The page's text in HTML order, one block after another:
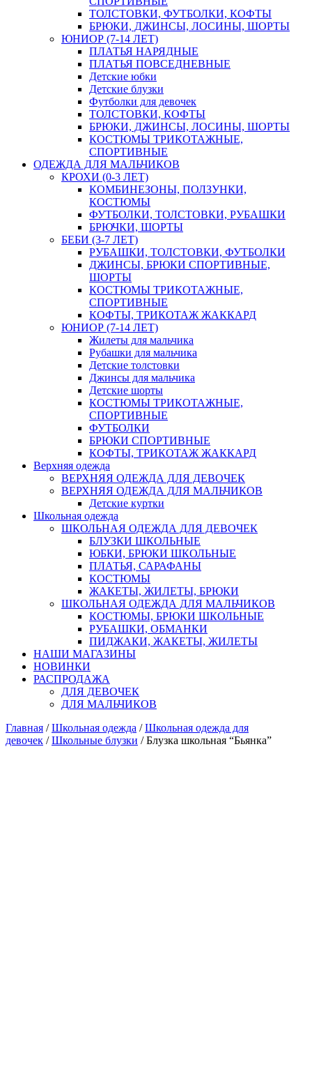
ТОЛСТОВКИ, ФУТБОЛКИ, КОФТЫ
БРЮКИ, ДЖИНСЫ, ЛОСИНЫ, ШОРТЫ
ЮНИОР (7-14 ЛЕТ)
ПЛАТЬЯ НАРЯДНЫЕ
ПЛАТЬЯ ПОВСЕДНЕВНЫЕ
Детские юбки
Детские блузки
Футболки для девочек
ТОЛСТОВКИ, КОФТЫ
БРЮКИ, ДЖИНСЫ, ЛОСИНЫ, ШОРТЫ
КОСТЮМЫ ТРИКОТАЖНЫЕ,
СПОРТИВНЫЕ
ОДЕЖДА ДЛЯ МАЛЬЧИКОВ
КРОХИ (0-3 ЛЕТ)
КОМБИНЕЗОНЫ, ПОЛЗУНКИ,
КОСТЮМЫ
ФУТБОЛКИ, ТОЛСТОВКИ, РУБАШКИ
БРЮЧКИ, ШОРТЫ
БЕБИ (3-7 ЛЕТ)
РУБАШКИ, ТОЛСТОВКИ, ФУТБОЛКИ
ДЖИНСЫ, БРЮКИ СПОРТИВНЫЕ,
ШОРТЫ
КОСТЮМЫ ТРИКОТАЖНЫЕ,
СПОРТИВНЫЕ
КОФТЫ, ТРИКОТАЖ ЖАККАРД
ЮНИОР (7-14 ЛЕТ)
Жилеты для мальчика
Рубашки для мальчика
Детские толстовки
Джинсы для мальчика
Детские шорты
КОСТЮМЫ ТРИКОТАЖНЫЕ,
СПОРТИВНЫЕ
ФУТБОЛКИ
БРЮКИ СПОРТИВНЫЕ
КОФТЫ, ТРИКОТАЖ ЖАККАРД
Верхняя одежда
ВЕРХНЯЯ ОДЕЖДА ДЛЯ ДЕВОЧЕК
ВЕРХНЯЯ ОДЕЖДА ДЛЯ МАЛЬЧИКОВ
Детские куртки
Школьная одежда
ШКОЛЬНАЯ ОДЕЖДА ДЛЯ ДЕВОЧЕК
БЛУЗКИ ШКОЛЬНЫЕ
ЮБКИ, БРЮКИ ШКОЛЬНЫЕ
ПЛАТЬЯ, САРАФАНЫ
КОСТЮМЫ
ЖАКЕТЫ, ЖИЛЕТЫ, БРЮКИ
ШКОЛЬНАЯ ОДЕЖДА ДЛЯ МАЛЬЧИКОВ
КОСТЮМЫ, БРЮКИ ШКОЛЬНЫЕ
РУБАШКИ, ОБМАНКИ
ПИДЖАКИ, ЖАКЕТЫ, ЖИЛЕТЫ
НАШИ МАГАЗИНЫ
НОВИНКИ
РАСПРОДАЖА
ДЛЯ ДЕВОЧЕК
ДЛЯ МАЛЬЧИКОВ
Главная /Школьная одежда /Школьная одежда для
девочек /Школьные блузки / Блузка школьная “Бьянка”